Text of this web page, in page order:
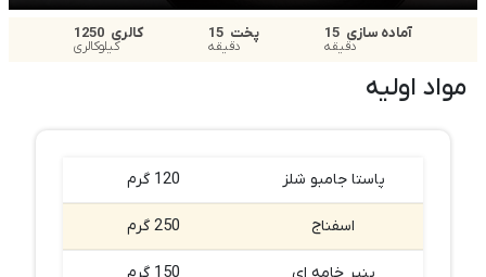
آماده سازی 15
دقیقه
پخت 15
دقیقه
کالری 1250
کیلوکالری
مواد اولیه
پاستا جامبو شلز 120 گرم
اسفناج 250 گرم